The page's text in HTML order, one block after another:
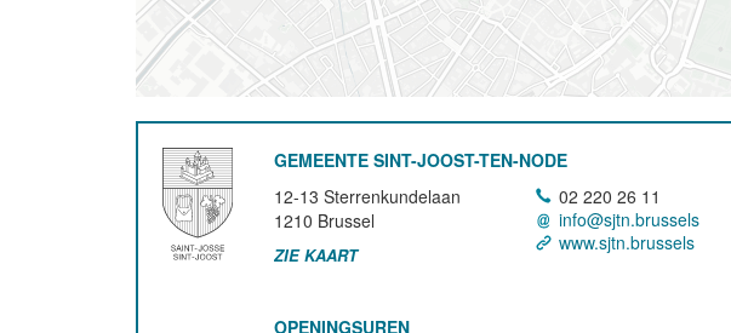
GEMEENTE SINT-JOOST-TEN-NODE
12-13 Sterrenkundelaan
1210 Brussel
ZIE KAART
02 220 26 11
info@sjtn.brussels
www.sjtn.brussels
OPENINGSUREN